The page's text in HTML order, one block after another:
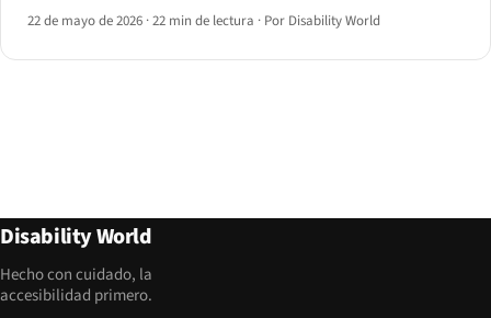
22 de mayo de 2026 ·22 min de lectura · Por Disability World
Disability World
Hecho con cuidado, la
accesibilidad primero.